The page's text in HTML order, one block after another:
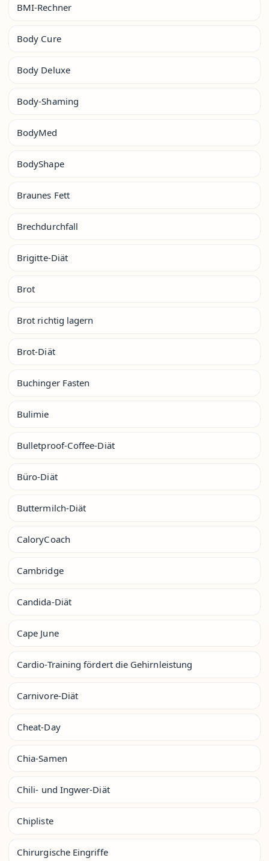
BMI-Rechner
Body Cure
Body Deluxe
Body-Shaming
BodyMed
BodyShape
Braunes Fett
Brechdurchfall
Brigitte-Diät
Brot
Brot richtig lagern
Brot-Diät
Buchinger Fasten
Bulimie
Bulletproof-Coffee-Diät
Büro-Diät
Buttermilch-Diät
CaloryCoach
Cambridge
Candida-Diät
Cape June
Cardio-Training fördert die Gehirnleistung
Carnivore-Diät
Cheat-Day
Chia-Samen
Chili- und Ingwer-Diät
Chipliste
Chirurgische Eingriffe